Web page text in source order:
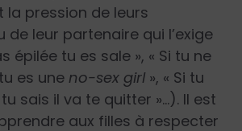
la pression de leurs
leur partenaire qui l’exige
épilée tu es sale », « Si tu ne
es une no-sex girl », « Si tu
sais il va te quitter »…). Il est
aux filles à respecter